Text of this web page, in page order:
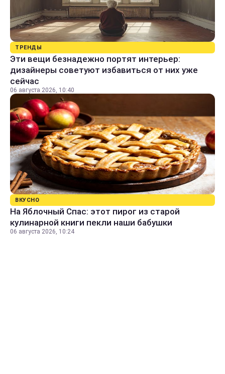
ТРЕНДЫ
Эти вещи безнадежно портят интерьер:
дизайнеры советуют избавиться от них уже
сейчас
06 августа 2026, 10:40
ВКУСНО
На Яблочный Спас: этот пирог из старой
кулинарной книги пекли наши бабушки
06 августа 2026, 10:24